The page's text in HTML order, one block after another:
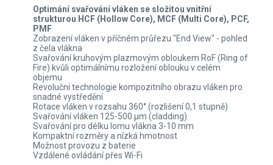
Optimání svařování vláken se složitou vnitřní
strukturou HCF (Hollow Core), MCF (Multi Core), PCF,
PMF
Zobrazení vláken v příčném průřezu "End View" - pohled
z čela vlákna
Svařování kruhovým plazmovým obloukem RoF (Ring of
Fire) kvůli optimálnímu rozložení oblouku v celém
objemu
Revoluční technologie kompozitního obrazu vláken pro
snadné vystředění
Rotace vláken v rozsahu 360° (rozlišení 0,1 stupně)
Svařování vláken 125-500 µm (cladding)
Svařování pro délku lomu vlákna 3-10 mm
Kompaktní rozměry a nízká hmotnost
Možnost provozu z baterie
Vzdálené ovládání přes Wi-Fi